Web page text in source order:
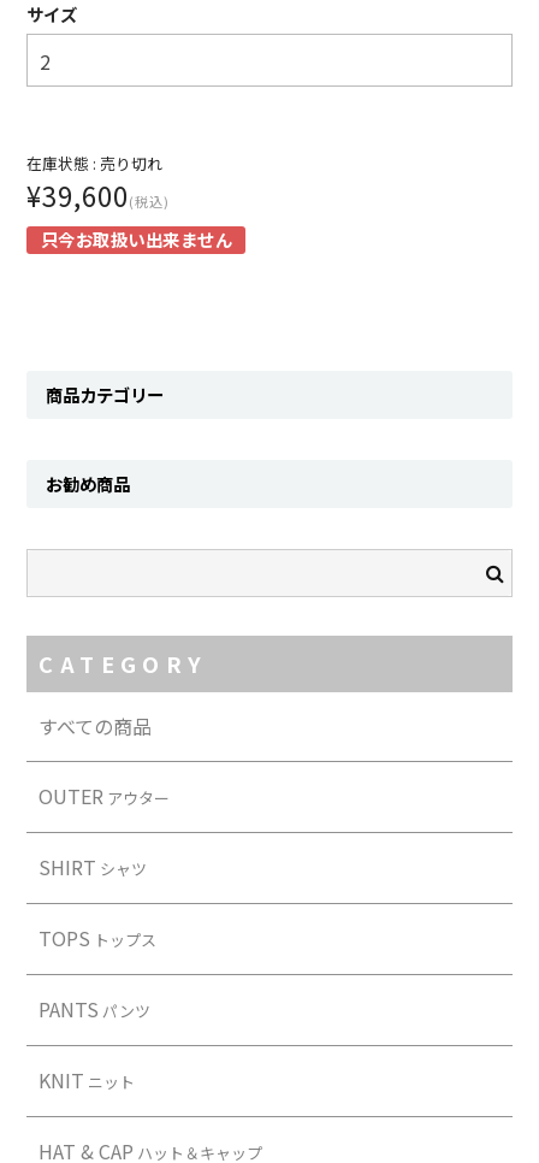
OUTER
KNIT
PANTS
HAT & CAP
BELT
Contact
サイズ
在庫状態 : 売り切れ
¥39,600(税込)
只今お取扱い出来ません
商品カテゴリー
お勧め商品
CATEGORY
すべての商品
OUTER アウター
SHIRT シャツ
TOPS トップス
PANTS パンツ
KNIT ニット
HAT & CAP ハット＆キャップ